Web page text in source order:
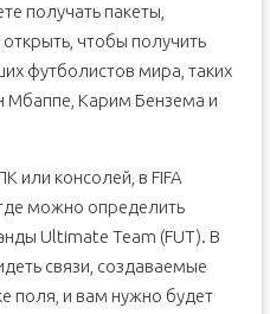
получать пакеты,
чтобы получить
футболистов мира, таких
Мбаппе, Карим Бензема и
или консолей, в FIFA
можно определить
Ultimate Team (FUT). В
связи, создаваемые
поля, и вам нужно будет